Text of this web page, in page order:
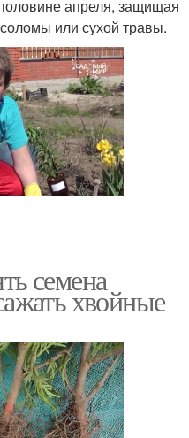
апреля, защищая
или сухой травы.
семена
хвойные